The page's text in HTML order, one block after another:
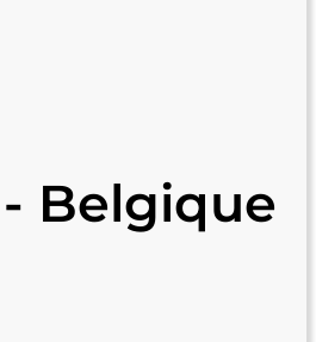
Belgique